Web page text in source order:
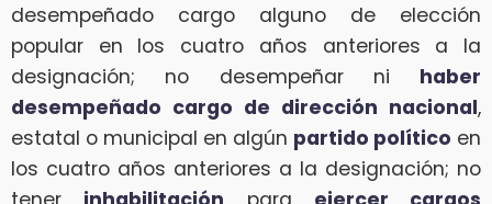
desempeñado cargo alguno de elección
popular en los cuatro años anteriores a la
designación; no desempeñar ni haber
desempeñado cargo de dirección nacional,
estatal o municipal en algún partido político en
los cuatro años anteriores a la designación; no